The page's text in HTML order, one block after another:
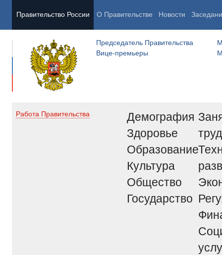
Правительство России О Правительстве Новости
Председатель Правительства
Вице-премьеры
Работа Правительства
Демография
Здоровье
Образование
Культура
Общество
Государство
труд